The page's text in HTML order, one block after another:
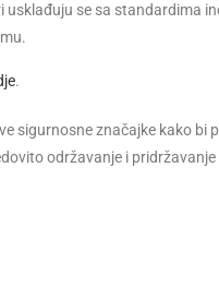
usklađuju se sa standardima
.
sigurnosne značajke kako bi
održavanje i